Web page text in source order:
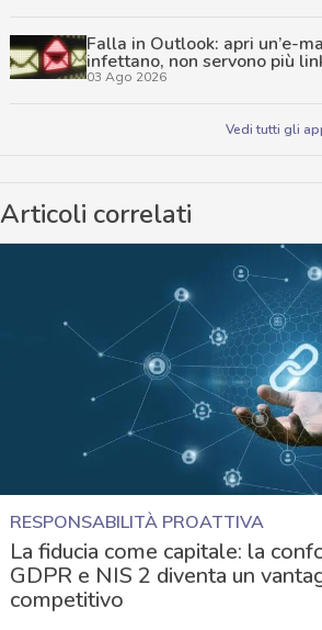
Falla in Outlook: apri un’e-
infettano, non servono più
03 Ago 2026
Vedi tutti gli
Articoli correlati
RESPONSABILITÀ PROATTIVA
La fiducia come capitale: la
GDPR e NIS 2 diventa un
competitivo